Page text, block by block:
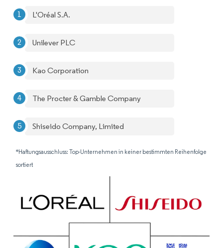
L'Oréal S.A.
Unilever PLC
Kao Corporation
The Procter & Gamble Company
Shiseido Company, Limited
*Haftungsausschluss: Top-Unternehmen in keiner bestimmten Reihenfolge
sortiert